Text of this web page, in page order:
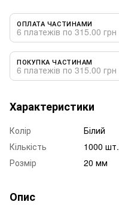
ОПЛАТА ЧАСТИНАМИ
6 платежів по 315.00 грн
ПОКУПКА ЧАСТИНАМ
6 платежів по 315.00 грн
Характеристики
Колір
Білий
Кількість
1000 шт.
Розмір
20 мм
Опис